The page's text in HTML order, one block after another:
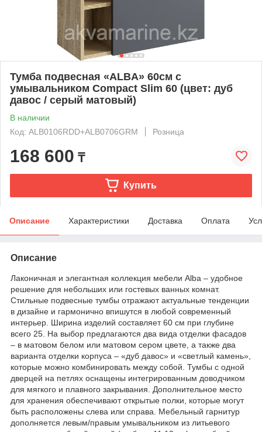
Тумба подвесная «ALBA» 60см с
умывальником Compact Slim 60 (цвет: дуб
давос / серый матовый)
В наличии
Код: ALB0106RDD+ALB0706GRМ
Розница
168 600 ₸
Купить
Описание Характеристики Доставка Оплата
Описание
Лаконичная и элегантная коллекция мебели Alba – удобное
решение для небольших или гостевых ванных комнат.
Стильные подвесные тумбы отражают актуальные тенденции
в дизайне и гармонично впишутся в любой современный
интерьер. Ширина изделий составляет 60 см при глубине
всего 25. На выбор предлагаются два вида отделки фасадов
– в матовом белом или матовом сером цвете, а также два
варианта отделки корпуса – «дуб давос» и «светлый камень»,
которые можно комбинировать между собой. Тумбы с одной
дверцей на петлях оснащены интегрированным доводчиком
для мягкого и плавного закрывания. Дополнительное место
для хранения обеспечивают открытые полки, которые могут
быть расположены слева или справа. Мебельный гарнитур
дополняется левым/правым умывальником из литьевого